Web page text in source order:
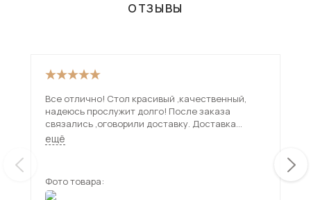
ОТЗЫВЫ
Все отлично! Стол красивый ,качественный,
надеюсь прослужит долго! После заказа
связались ,оговорили доставку. Доставка
привезла стол в срок , все проверили ! Спасибо
продавцу и доставке!
ещё
Фото товара: